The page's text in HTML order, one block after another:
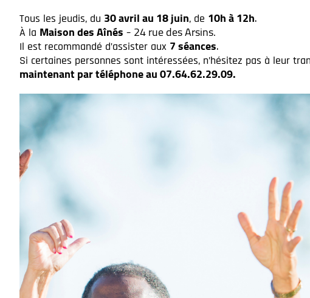
Tous les jeudis, du 30 avril au 18 juin, de 10h à 12h.
À la Maison des Aînés – 24 rue des Arsins.
Il est recommandé d’assister aux 7 séances.
Si certaines personnes sont intéressées, n’hésitez pas à leur
maintenantpar téléphone au 07.64.62.29.09.